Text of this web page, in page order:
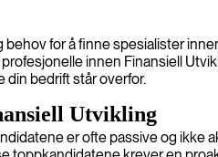
for å finne spesialister
innen Finansiell
bedrift står overfor.
Utvikling
er ofte passive og